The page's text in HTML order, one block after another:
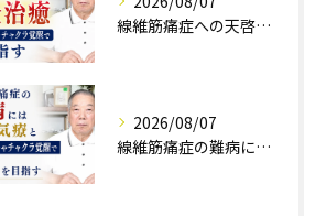
線維筋痛症への天啓気療の施術で完全治癒クンダリニーチャクラ覚醒で目指す
2026/08/07
線維筋痛症の難病には天啓気療とクンダリニーやチャクラ覚醒で寛解を目指す